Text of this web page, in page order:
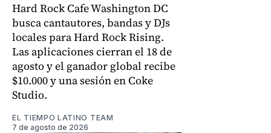
Hard Rock Cafe Washington DC
busca cantautores, bandas y DJs
locales para Hard Rock Rising.
Las aplicaciones cierran el 18 de
agosto y el ganador global recibe
$10.000 y una sesión en Coke
Studio.
EL TIEMPO LATINO TEAM
7 de agosto de 2026